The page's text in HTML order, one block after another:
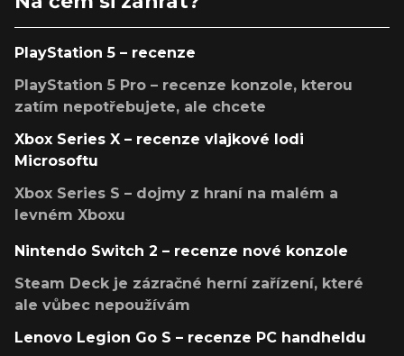
PlayStation 5 – recenze
PlayStation 5 Pro – recenze konzole, kterou
zatím nepotřebujete, ale chcete
Xbox Series X – recenze vlajkové lodi
Microsoftu
Xbox Series S – dojmy z hraní na malém a
levném Xboxu
Nintendo Switch 2 – recenze nové konzole
Steam Deck je zázračné herní zařízení, které
ale vůbec nepoužívám
Lenovo Legion Go S – recenze PC handheldu